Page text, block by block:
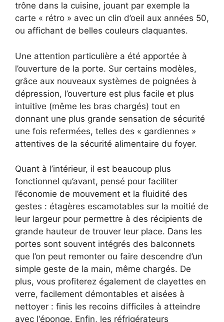
trône dans la cuisine, jouant par exemple la
carte « rétro » avec un clin d’oeil aux années 50,
ou affichant de belles couleurs claquantes.
Une attention particulière a été apportée à
l’ouverture de la porte. Sur certains modèles,
grâce aux nouveaux systèmes de poignées à
dépression, l’ouverture est plus facile et plus
intuitive (même les bras chargés) tout en
donnant une plus grande sensation de sécurité
une fois refermées, telles des « gardiennes »
attentives de la sécurité alimentaire du foyer.
Quant à l’intérieur, il est beaucoup plus
fonctionnel qu’avant, pensé pour faciliter
l’économie de mouvement et la fluidité des
gestes : étagères escamotables sur la moitié de
leur largeur pour permettre à des récipients de
grande hauteur de trouver leur place. Dans les
portes sont souvent intégrés des balconnets
que l’on peut remonter ou faire descendre d’un
simple geste de la main, même chargés. De
plus, vous profiterez également de clayettes en
verre, facilement démontables et aisées à
nettoyer : finis les recoins difficiles à atteindre
avec l‘éponge. Enfin, les réfrigérateurs